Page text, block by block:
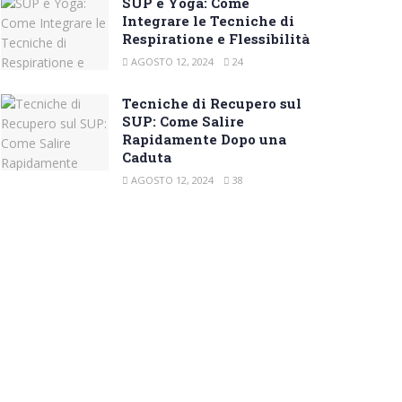
Integrare le Tecniche di
Respiratione e Flessibilità
AGOSTO 12, 2024 24
Tecniche di Recupero sul
SUP: Come Salire
Rapidamente Dopo una
Caduta
AGOSTO 12, 2024 38